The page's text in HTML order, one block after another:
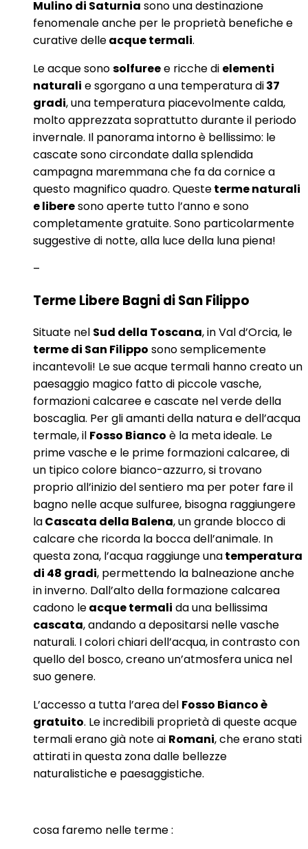
Mulino di Saturnia sono una destinazione
fenomenale anche per le proprietà benefiche e
curative delleacque termali.
Le acque sonosolfureee ricche di elementi
naturali e sgorgano a una temperatura di37
gradi, una temperatura piacevolmente calda,
molto apprezzata soprattutto durante il periodo
invernale. Il panorama intorno è bellissimo: le
cascate sono circondate dalla splendida
campagna maremmana che fa da cornice a
questo magnifico quadro. Questeterme naturali
e liberesono aperte tutto l’anno e sono
completamente gratuite. Sono particolarmente
suggestive di notte, alla luce della luna piena!
–
Terme Libere Bagni di San Filippo
Situate nel Sud della Toscana, in Val d’Orcia, le
terme di San Filippo sono semplicemente
incantevoli! Le sue acque termali hanno creato un
paesaggio magico fatto di piccole vasche,
formazioni calcaree e cascate nel verde della
boscaglia. Per gli amanti della natura e dell’acqua
termale, il Fosso Bianco è la meta ideale. Le
prime vasche e le prime formazioni calcaree, di
un tipico colore bianco-azzurro, si trovano
proprio all’inizio del sentiero ma per poter fare il
bagno nelle acque sulfuree, bisogna raggiungere
laCascata della Balena, un grande blocco di
calcare che ricorda la bocca dell’animale. In
questa zona, l’acqua raggiunge unatemperatura
di 48 gradi, permettendo la balneazione anche
in inverno. Dall’alto della formazione calcarea
cadono leacque termali da una bellissima
cascata, andando a depositarsi nelle vasche
naturali. I colori chiari dell’acqua, in contrasto con
quello del bosco, creano un’atmosfera unica nel
suo genere.
L’accesso a tutta l’area del Fosso Bianco è
gratuito. Le incredibili proprietà di queste acque
termali erano già note ai Romani, che erano stati
attirati in questa zona dalle bellezze
naturalistiche e paesaggistiche.
cosa faremo nelle terme :